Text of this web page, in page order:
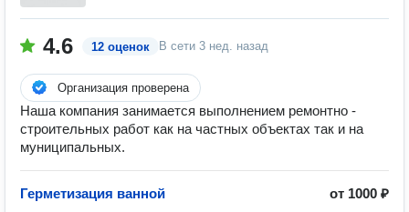
4.6 12 оценок В сети 3 нед. назад
Организация проверена
Наша компания занимается выполнением ремонтно -
строительных работ как на частных объектах так и на
муниципальных.
Герметизация ванной от 1000 ₽